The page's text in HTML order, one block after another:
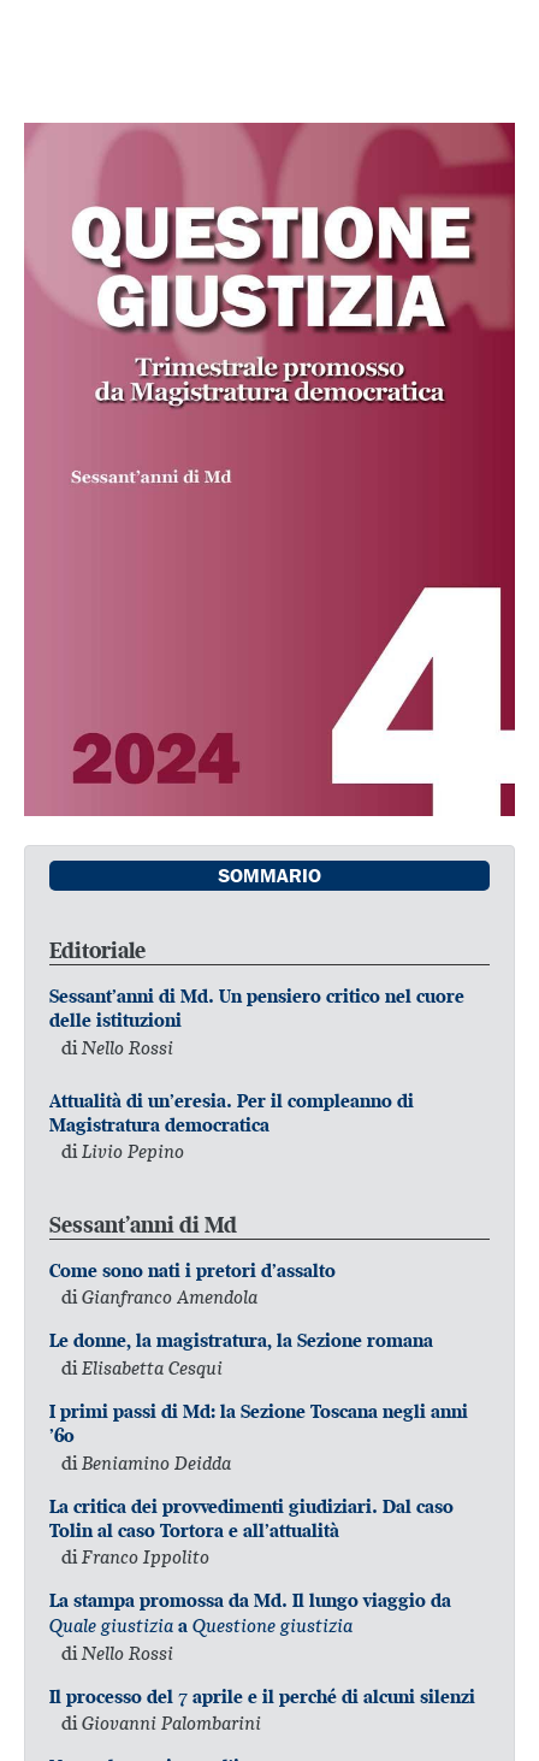
SOMMARIO
Editoriale
Sessant’anni di Md. Un pensiero critico nel cuore
delle istituzioni
di Nello Rossi
Attualità di un’eresia. Per il compleanno di
Magistratura democratica
diLivio Pepino
Sessant’anni di Md
Come sono nati i pretori d’assalto
diGianfranco Amendola
Le donne, la magistratura, la Sezione romana
diElisabetta Cesqui
I primi passi di Md: la Sezione Toscana negli anni
’60
di Beniamino Deidda
La critica dei provvedimenti giudiziari. Dal caso
Tolin al caso Tortora e all’attualità
diFranco Ippolito
La stampa promossa da Md. Il lungo viaggio da
Quale giustizia a Questione giustizia
di Nello Rossi
Il processo del 7 aprile e il perché di alcuni silenzi
diGiovanni Palombarini